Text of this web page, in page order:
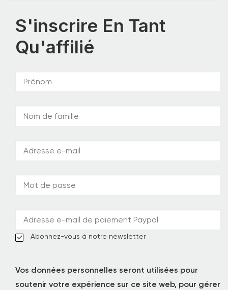
S'inscrire En Tant
Qu'affilié
Abonnez-vous à notre newsletter
Vos données personnelles seront utilisées pour
soutenir votre expérience sur ce site web, pour gérer